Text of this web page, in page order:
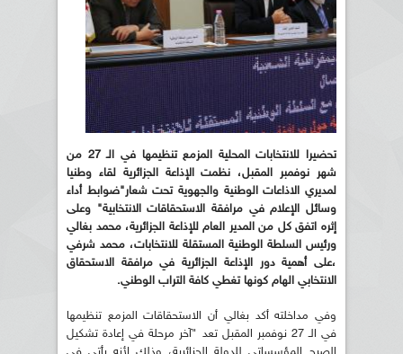
تحضيرا للانتخابات المحلية المزمع تنظيمها في الـ 27 من
شهر نوفمبر المقبل، نظمت الإذاعة الجزائرية لقاء وطنيا
لمديري الاذاعات الوطنية والجهوية تحت شعار"ضوابط أداء
وسائل الإعلام في مرافقة الاستحقاقات الانتخابية" وعلى
إثره اتفق كل من المدير العام للإذاعة الجزائرية، محمد بغالي
ورئيس السلطة الوطنية المستقلة للانتخابات، محمد شرفي
،على أهمية دور الإذاعة الجزائرية في مرافقة الاستحقاق
الانتخابي الهام كونها تغطي كافة التراب الوطني.
وفي مداخلته أكد بغالي أن الاستحقاقات المزمع تنظيمها
في الـ 27 نوفمبر المقبل تعد "آخر مرحلة في إعادة تشكيل